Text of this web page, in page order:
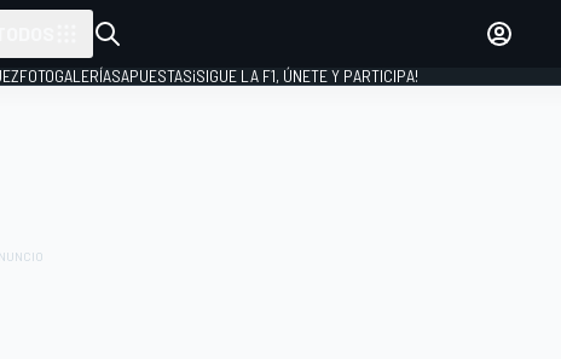
FOTOGALERÍASAPUESTAS¡SIGUE LA F1, ÚNETE Y PARTICIPA!